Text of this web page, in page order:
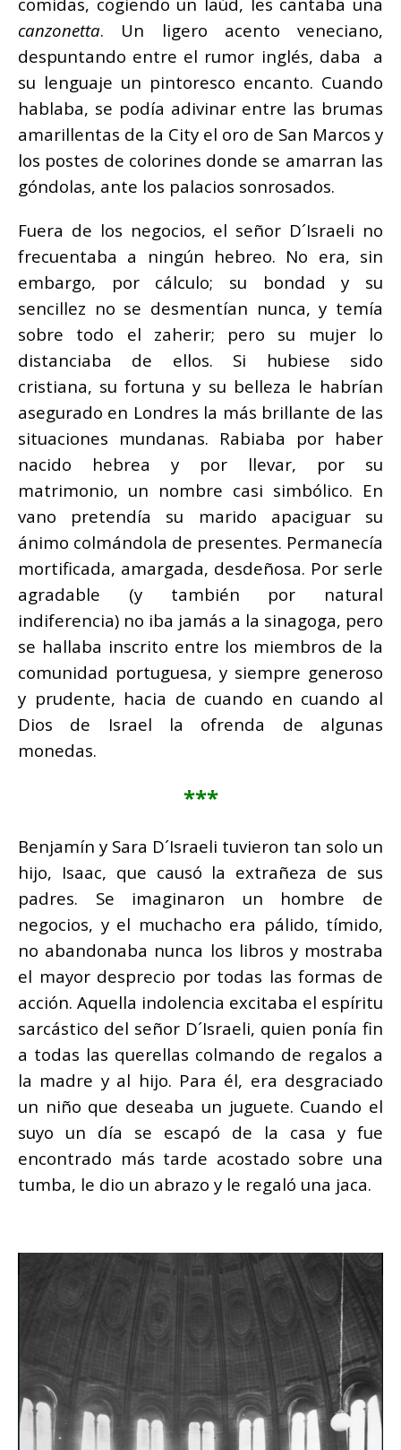
canzonetta. Un ligero acento veneciano,
despuntando entre el rumor inglés, daba a
su lenguaje un pintoresco encanto. Cuando
hablaba, se podía adivinar entre las brumas
amarillentas de la City el oro de San Marcos y
los postes de colorines donde se amarran las
góndolas, ante los palacios sonrosados.
Fuera de los negocios, el señor D´Israeli no
frecuentaba a ningún hebreo. No era, sin
embargo, por cálculo; su bondad y su
sencillez no se desmentían nunca, y temía
sobre todo el zaherir; pero su mujer lo
distanciaba de ellos. Si hubiese sido
cristiana, su fortuna y su belleza le habrían
asegurado en Londres la más brillante de las
situaciones mundanas. Rabiaba por haber
nacido hebrea y por llevar, por su
matrimonio, un nombre casi simbólico. En
vano pretendía su marido apaciguar su
ánimo colmándola de presentes. Permanecía
mortificada, amargada, desdeñosa. Por serle
agradable (y también por natural
indiferencia) no iba jamás a la sinagoga, pero
se hallaba inscrito entre los miembros de la
comunidad portuguesa, y siempre generoso
y prudente, hacia de cuando en cuando al
Dios de Israel la ofrenda de algunas
monedas.
***
Benjamín y Sara D´Israeli tuvieron tan solo un
hijo, Isaac, que causó la extrañeza de sus
padres. Se imaginaron un hombre de
negocios, y el muchacho era pálido, tímido,
no abandonaba nunca los libros y mostraba
el mayor desprecio por todas las formas de
acción. Aquella indolencia excitaba el espíritu
sarcástico del señor D´Israeli, quien ponía fin
a todas las querellas colmando de regalos a
la madre y al hijo. Para él, era desgraciado
un niño que deseaba un juguete. Cuando el
suyo un día se escapó de la casa y fue
encontrado más tarde acostado sobre una
tumba, le dio un abrazo y le regaló una jaca.